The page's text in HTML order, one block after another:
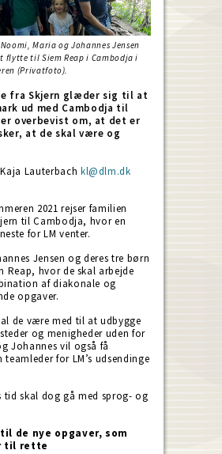
Maria og Johannes Jensen
til Siem Reap i Cambodja i
(Privatfoto).
fra Skjern glæder sig til at
ud med Cambodja til
er overbevist om, at det er
at de skal være og
Lauterbach kl@dlm.dk
2021 rejser familien
til Cambodja, hvor en
for LM venter.
Jensen og deres tre børn
Reap, hvor de skal arbejde
af diakonale og
opgaver.
de være med til at udbygge
og menigheder uden for
Johannes vil også få
teamleder for LM’s udsendinge
tid skal dog gå med sprog- og
de nye opgaver, som
til rette